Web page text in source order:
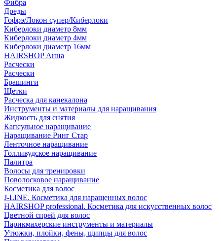
Фибра
Дреды
Гофрэ/Локон супер/Киберлоки
Киберлоки диаметр 8мм
Киберлоки диаметр 4мм
Киберлоки диаметр 16мм
HAIRSHOP Анна
Расчески
Расчески
Брашинги
Щетки
Расческа для канекалона
Инструменты и материалы для наращивания
Жидкость для снятия
Капсульное наращивание
Наращивание Ринг Стар
Ленточное наращивание
Голливудское наращивание
Палитра
Волосы для тренировки
Поволосковое наращивание
Косметика для волос
J-LINE. Косметика для наращенных волос
HAIRSHOP professional. Косметика для искусственных волос
Цветной спрей для волос
Парикмахерские инструменты и материалы
Утюжки, плойки, фены, щипцы для волос